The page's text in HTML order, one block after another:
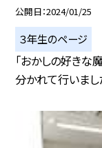
公開日 2024/01/25
３年生のページ
「おかしの好き
分かれて行いまし